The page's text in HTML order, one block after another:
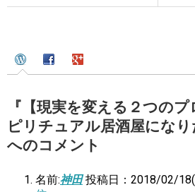
『【現実を変える２つの
ピリチュアル居酒屋になり
へのコメント
名前:神田 投稿日：2018/02/